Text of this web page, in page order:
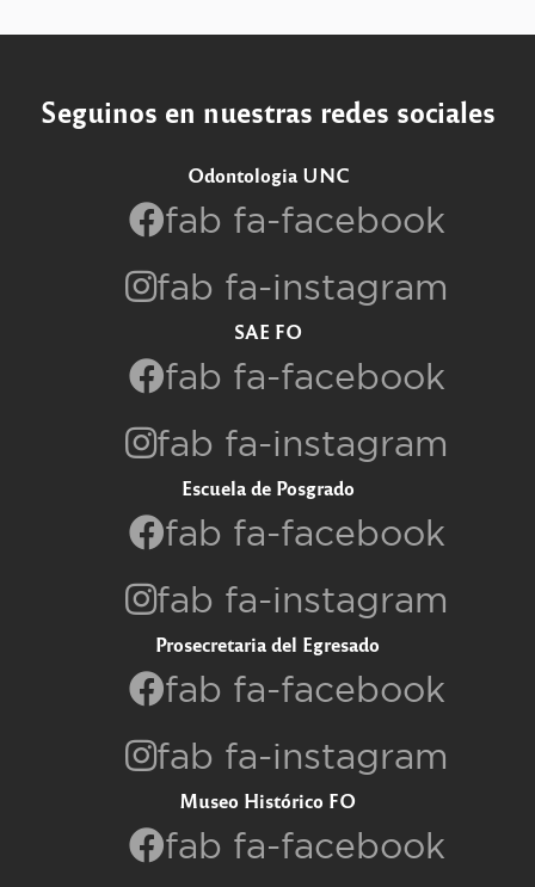
Seguinos en nuestras redes sociales
Odontologia UNC
fab fa-facebook
fab fa-instagram
SAE FO
fab fa-facebook
fab fa-instagram
Escuela de Posgrado
fab fa-facebook
fab fa-instagram
Prosecretaria del Egresado
fab fa-facebook
fab fa-instagram
Museo Histórico FO
fab fa-facebook